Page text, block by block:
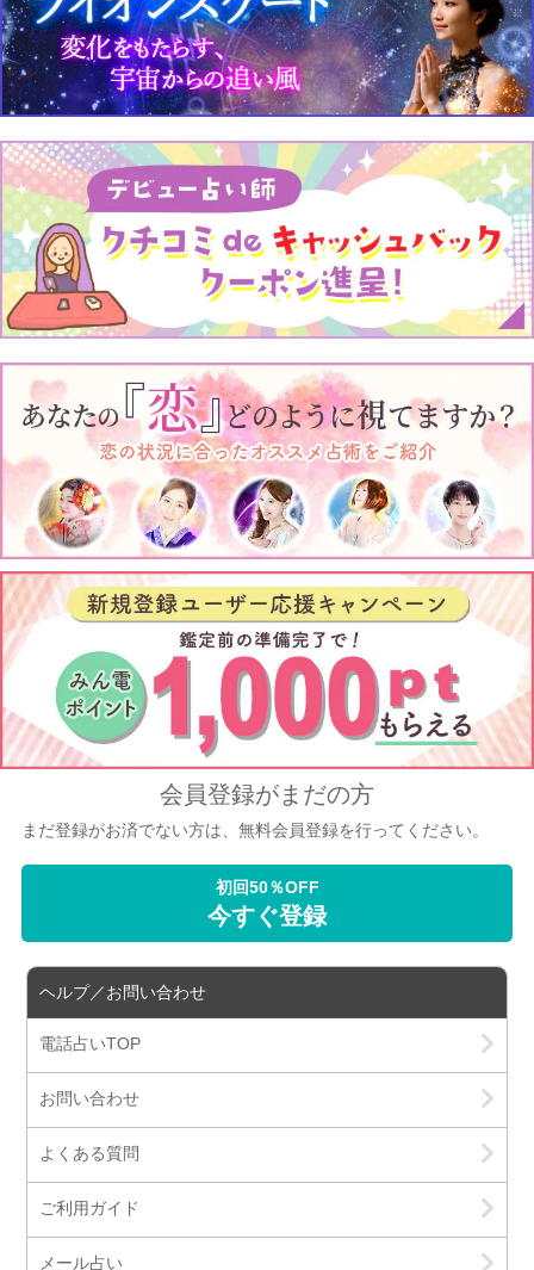
会員登録がまだの方
まだ登録がお済でない方は、無料会員登録を行ってください。
初回50％OFF
今すぐ登録
ヘルプ／お問い合わせ
電話占いTOP
お問い合わせ
よくある質問
ご利用ガイド
メール占い